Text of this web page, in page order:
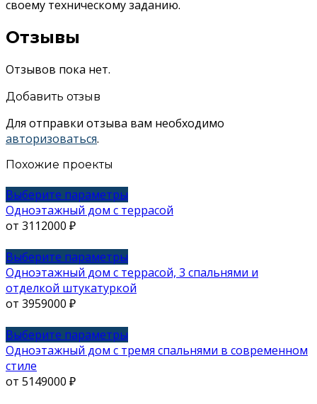
своему техническому заданию.
Отзывы
Отзывов пока нет.
Добавить отзыв
Для отправки отзыва вам необходимо
авторизоваться.
Похожие проекты
Выберите параметры
товар
Опции
можно
товара.
Одноэтажный дом с террасой
от 3112000 ₽
Выберите параметры
товар
имеет
можно
Одноэтажный дом с террасой, 3 спальнями и
отделкой штукатуркой
от 3959000 ₽
Выберите параметры
товар
Одноэтажный дом с тремя спальнями в современном
стиле
от 5149000 ₽